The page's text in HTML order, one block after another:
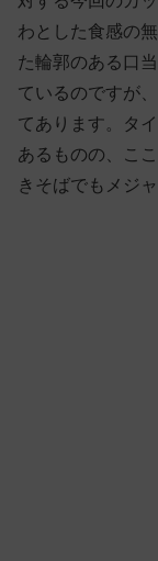
わとした食感の
た輪郭のある口
ているのですが
てあります。タ
あるものの、こ
きそばでもメジ